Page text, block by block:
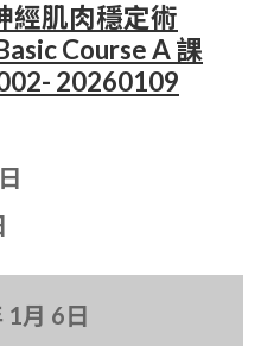
經肌肉穩定術
Course A 課
20260109
月 6日